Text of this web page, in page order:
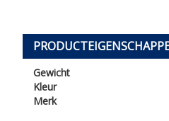
Gewicht
Kleur
Merk